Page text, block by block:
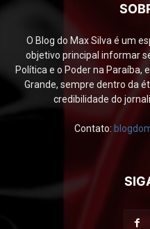
O Blog do Max Silva é um
objetivo principal informar
Política e o Poder na Paraíba,
Grande, sempre dentro da
credibilidade do
Contato: